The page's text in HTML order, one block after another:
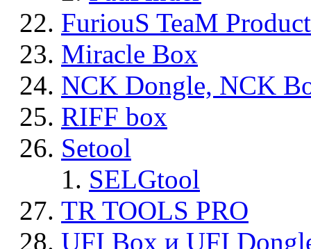
FuriouS TeaM
Miracle Box
NCK Dongle, NCK
RIFF box
Setool
SELGtool
TR TOOLS PRO
UFI Box и UFI